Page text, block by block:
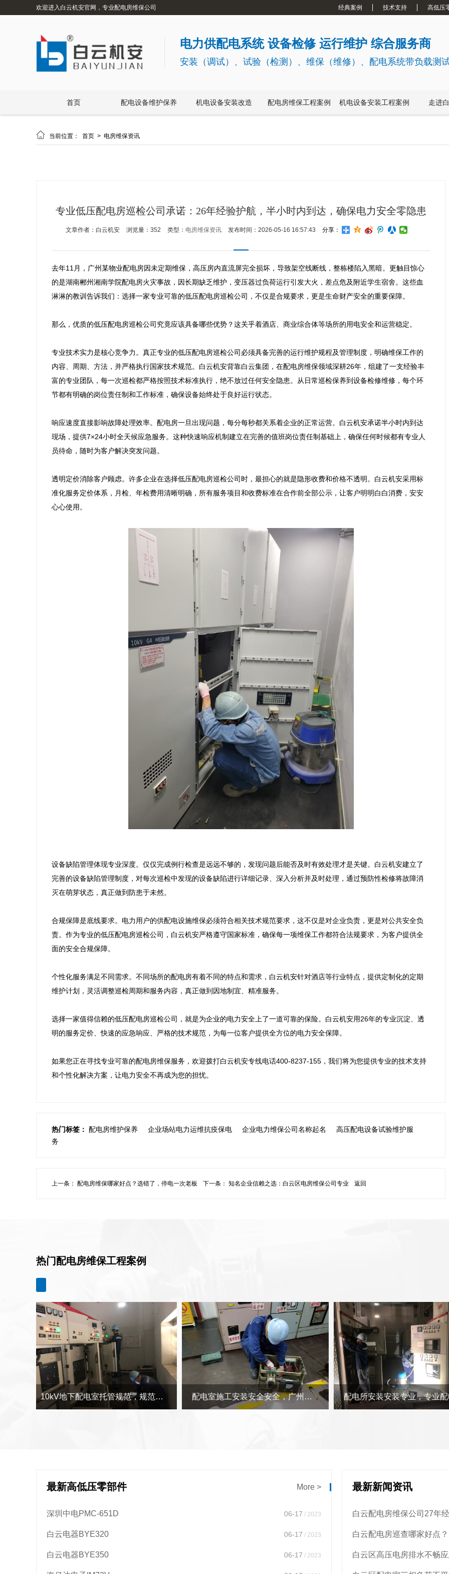
欢迎进入白云机安官网，专业配电房维保公司 经典案例 技术支持 高低压
电力供配电系统 设备检修 运行维护 综合服务商
安装（调试）、试验（检测）、维保（维修）、配电系统带负载测
首页 配电设备维护保养 机电设备安装改造 配电房维保工程案例 机电设备安装工程案例 走进
 当前位置： 首页 > 电房维保资讯
专业低压配电房巡检公司承诺：26年经验护航，半小时内到达，确保电力安全零隐患
文章作者：白云机安 浏览量：352 类型： 电房维保资讯 发布时间：2026-05-16 16:57:43 分享：
去年11月，广州某物业配电房因未定期维保，高压房内直流屏完全损坏，导致架空线断线，整栋楼陷入黑暗。更触目惊心
的是湖南郴州湘南学院配电房火灾事故，因长期缺乏维护，变压器过负荷运行引发大火，差点危及附近学生宿舍。这些血
淋淋的教训告诉我们：选择一家专业可靠的低压配电房巡检公司，不仅是合规要求，更是生命财产安全的重要保障。
那么，优质的低压配电房巡检公司究竟应该具备哪些优势？这关乎着酒店、商业综合体等场所的用电安全和运营稳定。
专业技术实力是核心竞争力。真正专业的低压配电房巡检公司必须具备完善的运行维护规程及管理制度，明确维保工作的
内容、周期、方法，并严格执行国家技术规范。白云机安背靠白云集团，在配电房维保领域深耕26年，组建了一支经验丰
富的专业团队，每一次巡检都严格按照技术标准执行，绝不放过任何安全隐患。从日常巡检保养到设备检修维修，每个环
节都有明确的岗位责任制和工作标准，确保设备始终处于良好运行状态。
响应速度直接影响故障处理效率。配电房一旦出现问题，每分每秒都关系着企业的正常运营。白云机安承诺半小时内到达
现场，提供7×24小时全天候应急服务。这种快速响应机制建立在完善的值班岗位责任制基础上，确保任何时候都有专业人
员待命，随时为客户解决突发问题。
透明定价消除客户顾虑。许多企业在选择低压配电房巡检公司时，最担心的就是隐形收费和价格不透明。白云机安采用标
准化服务定价体系，月检、年检费用清晰明确，所有服务项目和收费标准在合作前全部公示，让客户明明白白消费，安安
心心使用。
设备缺陷管理体现专业深度。仅仅完成例行检查是远远不够的，发现问题后能否及时有效处理才是关键。白云机安建立了
完善的设备缺陷管理制度，对每次巡检中发现的设备缺陷进行详细记录、深入分析并及时处理，通过预防性检修将故障消
灭在萌芽状态，真正做到防患于未然。
合规保障是底线要求。电力用户的供配电设施维保必须符合相关技术规范要求，这不仅是对企业负责，更是对公共安全负
责。作为专业的低压配电房巡检公司，白云机安严格遵守国家标准，确保每一项维保工作都符合法规要求，为客户提供全
面的安全合规保障。
个性化服务满足不同需求。不同场所的配电房有着不同的特点和需求，白云机安针对酒店等行业特点，提供定制化的定期
维护计划，灵活调整巡检周期和服务内容，真正做到因地制宜、精准服务。
选择一家值得信赖的低压配电房巡检公司，就是为企业的电力安全上了一道可靠的保险。白云机安用26年的专业沉淀、透
明的服务定价、快速的应急响应、严格的技术规范，为每一位客户提供全方位的电力安全保障。
如果您正在寻找专业可靠的配电房维保服务，欢迎拨打白云机安专线电话400-8237-155，我们将为您提供专业的技术支持
热门标签： 配电房维护保养 企业场站电力运维抗疫保电 企业电力维保公司名称起名
高压配电设备试验维护服
务
上一条： 配电房维保哪家好点？选错了，停电一次老板
下一条： 知名企业信赖之选：白云区电房维保公司专业
返回
热门配电房维保工程案例
配电室施工安装安全安全，广州荔湾航空航天工程安全化配电室变压器检修服务案例 配电所安装安装专业，专业配电所配电箱维修中心物业配电所配电箱维修案例
最新高低压零部件 More >
深圳中电PMC-651D 06-17 / 2023
白云电器BYE320 06-17 / 2023
白云电器BYE350 06-17 / 2023
最新新闻资讯